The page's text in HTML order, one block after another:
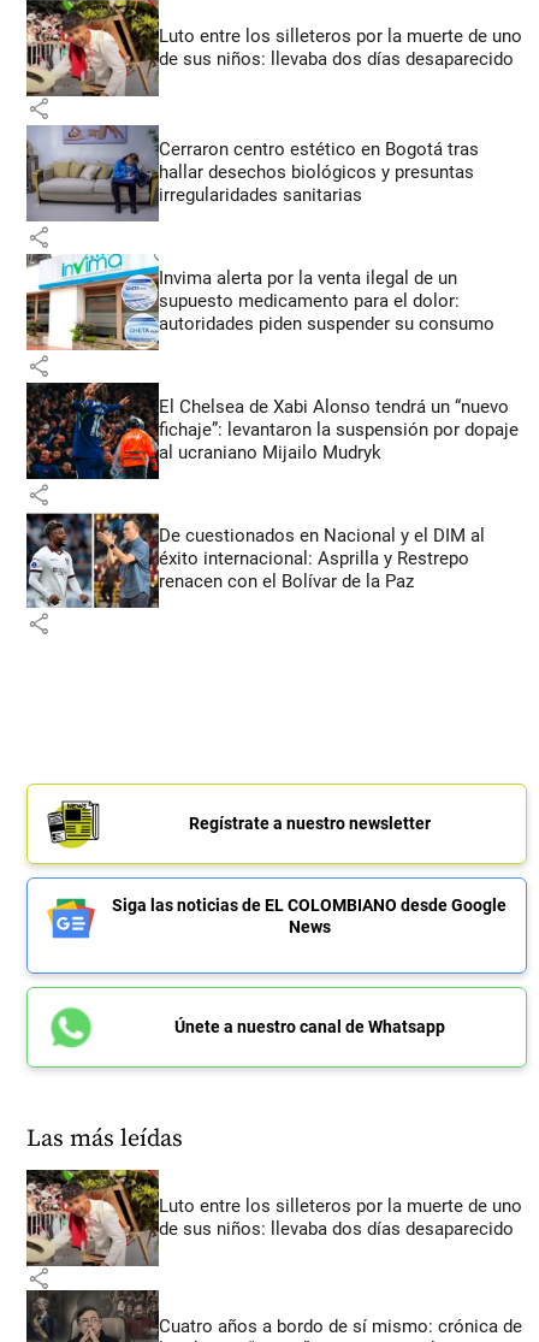
Luto entre los silleteros por la muerte de uno
de sus niños: llevaba dos días desaparecido
share
Cerraron centro estético en Bogotá tras
hallar desechos biológicos y presuntas
irregularidades sanitarias
share
Invima alerta por la venta ilegal de un
supuesto medicamento para el dolor:
autoridades piden suspender su consumo
share
El Chelsea de Xabi Alonso tendrá un “nuevo
fichaje”: levantaron la suspensión por dopaje
al ucraniano Mijailo Mudryk
share
De cuestionados en Nacional y el DIM al
éxito internacional: Asprilla y Restrepo
renacen con el Bolívar de la Paz
share
Regístrate a nuestro newsletter
Siga las noticias de EL COLOMBIANO desde Google
News
Únete a nuestro canal de Whatsapp
Las más leídas
Luto entre los silleteros por la muerte de uno
de sus niños: llevaba dos días desaparecido
share
Cuatro años a bordo de sí mismo: crónica de